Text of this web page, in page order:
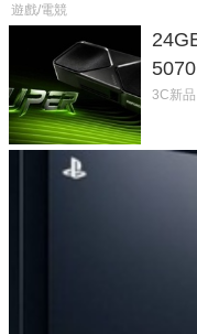
遊戲/電競
功耗
3C新品